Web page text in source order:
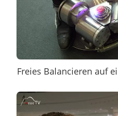
Freies Balancieren auf